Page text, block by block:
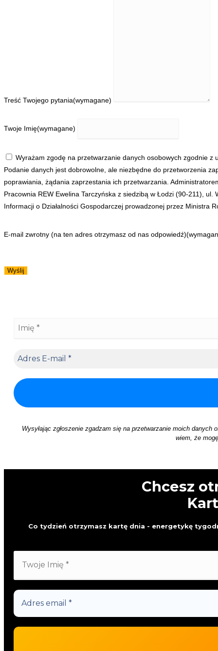
Treść Twojego pytania(wymagane)
Twoje Imię(wymagane)
Wyrażam zgodę na przetwarzanie danych osobowych zgodnie z
Podanie danych jest dobrowolne, ale niezbędne do przetworzenia
poprawiania, żądania zaprzestania ich przetwarzania.
Pracownia REW Ewelina Tarczyńska z siedzibą w Łodzi (90-211),
Informacji o Działalności Gospodarczej prowadzonej przez Ministra
E-mail zwrotny (na ten adres otrzymasz od nas odpowiedź)
Wyślij
Wysyłając zgłoszenie zgadzam się na przetwarzanie moich
wiem, że
Chcesz
Co tydzień otrzymasz kartę dnia - energetykę